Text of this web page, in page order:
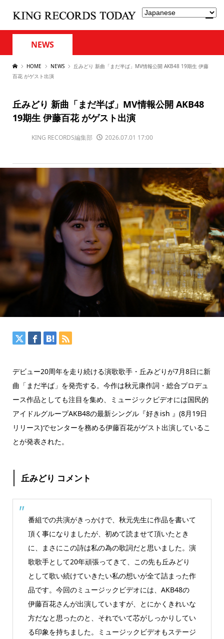
NEWS
HOME NEWS
丘みどり 新曲「まだ半ば」MV情報公開 AKB48 19期生 伊藤
百花 がゲスト出演
丘みどり 新曲「まだ半ば」MV情報公開 AKB48
19期生 伊藤百花 がゲスト出演
KING RECORDS編集部 2026.07.01 17:00
デビュー20周年を走り続ける演歌歌手・丘みどりが7月8日に新
曲「まだ半ば」を発売する。今作は秋元康作詞・総合プロデュ
ース作品としても注目を集め、ミュージックビデオには国民的
アイドルグループAKB48の最新シングル『好きish 』(8月19日
リリース)でセンターを務める伊藤百花がゲスト出演しているこ
とが発表された。
丘みどり コメント
番組での共演がきっかけで、秋元先生に作品を書いて
頂く事になりましたが、初めて読ませて頂いたとき
に、まさにこの詩は私の為の歌詞だと思いました。演
歌歌手として20年頑張ってきて、この先も丘みどり
として歌い続けていきたい私の想いが全て詰まった作
品です。今回のミュージックビデオには、AKB48の
伊藤百花さんが出演していますが、とにかくきれいな
方だなと思ったのと、それでいて芯がしっかりしてい
る印象を持ちました。ミュージックビデオもステージ